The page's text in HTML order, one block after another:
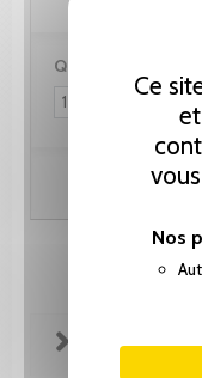
Ce
Nos
Quantité :
FICHE